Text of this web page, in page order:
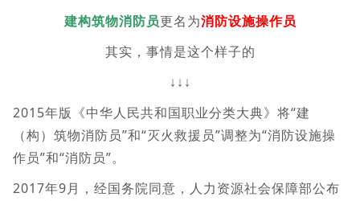
建构筑物消防员更名为消防设施操作员
其实，事情是这个样子的
↓↓↓
2015年版《中华人民共和国职业分类大典》将“建
（构）筑物消防员”和“灭火救援员”调整为“消防设施操
作员”和“消防员”。
2017年9月，经国务院同意，人力资源社会保障部公布